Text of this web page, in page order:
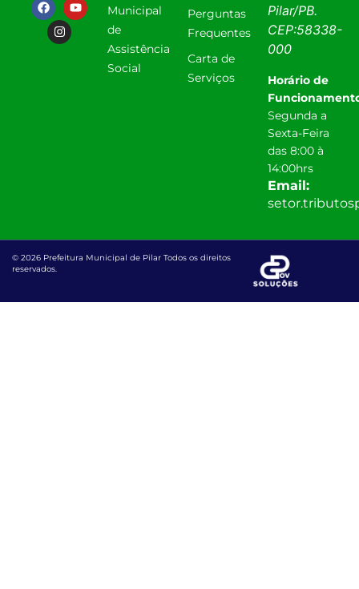
Municipal
de
Assistência
Social
Perguntas
Frequentes
Carta de
Serviços
Pilar/PB.
CEP:58338-
000
Horário de
Segunda a
Sexta-Feira
das 8:00 à
14:00hrs
Email:
© 2026 Prefeitura Municipal de Pilar Todos os direitos
reservados.